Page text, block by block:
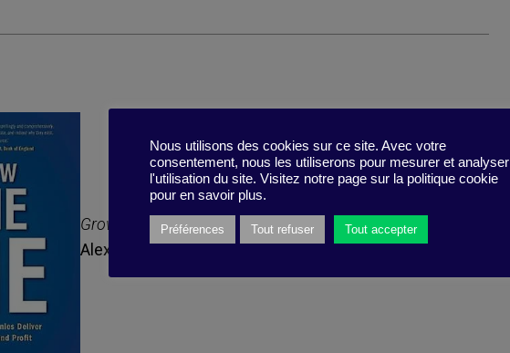
Grow the Pie
Alex Edmans, (Cambridge University Press, 2020).
Nous utilisons des cookies sur ce site. Avec votre
consentement, nous les utiliserons pour mesurer et analyser
l'utilisation du site. Visitez notre page sur la politique cookie
pour en savoir plus.
Préférences Tout refuser Tout accepter